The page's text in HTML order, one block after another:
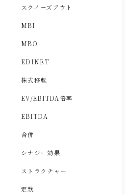
スクイーズアウト
MBI
MBO
EDINET
株式移転
EV/EBITDA倍率
EBITDA
合併
シナジー効果
ストラクチャー
定款